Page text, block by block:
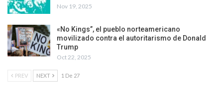
Nov 19, 2025
«No Kings”, el pueblo norteamericano
movilizado contra el autoritarismo de Donald
Trump
Oct 22, 2025
PREV NEXT 1 De 27